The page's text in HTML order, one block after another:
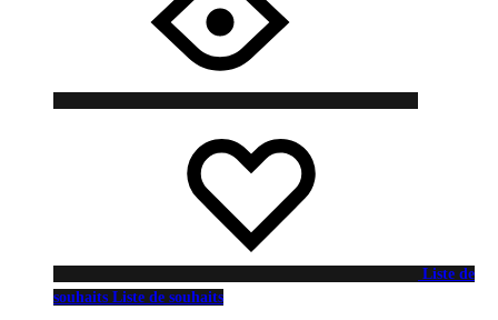
Liste de
souhaits Liste de souhaits